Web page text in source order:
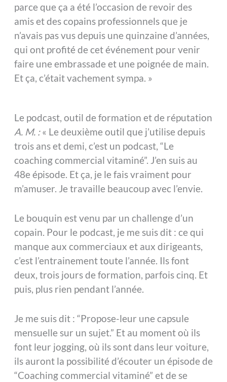
parce que ça a été l’occasion de revoir des
amis et des copains professionnels que je
n’avais pas vus depuis une quinzaine d’années,
qui ont profité de cet événement pour venir
faire une embrassade et une poignée de main.
Et ça, c’était vachement sympa. »
Le podcast, outil de formation et de réputation
A. M. :« Le deuxième outil que j’utilise depuis
trois ans et demi, c’est un podcast, “Le
coaching commercial vitaminé”. J’en suis au
48e épisode. Et ça, je le fais vraiment pour
m’amuser. Je travaille beaucoup avec l’envie.
Le bouquin est venu par un challenge d’un
copain. Pour le podcast, je me suis dit : ce qui
manque aux commerciaux et aux dirigeants,
c’est l’entrainement toute l’année. Ils font
deux, trois jours de formation, parfois cinq. Et
puis, plus rien pendant l’année.
Je me suis dit : “Propose-leur une capsule
mensuelle sur un sujet.” Et au moment où ils
font leur jogging, où ils sont dans leur voiture,
ils auront la possibilité d’écouter un épisode de
“Coaching commercial vitaminé” et de se